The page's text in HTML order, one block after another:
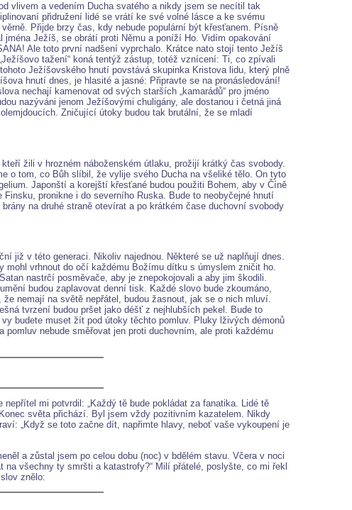
vlivem a vedením Ducha svatého a nikdy jsem se necítil tak
přidružení lidé se vrátí ke své volné lásce a ke svému
Přijde brzy čas, kdy nebude populární být křesťanem. Písně
Ježíš, se obrátí proti Němu a poníží Ho. Vidím opakování
Ale toto první nadšení vyprchalo. Krátce nato stojí tento Ježíš
tažení“ koná tentýž zástup, totéž vznícení: Ti, co zpívali
Ježíšovského hnutí povstává skupinka Kristova lidu, který plně
hnutí dnes, je hlasité a jasné: Připravte se na pronásledování!
nechají kamenovat od svých starších „kamarádů“ pro jméno
nazýváni jenom Ježíšovými chuligány, ale dostanou i četná jiná
Zničující útoky budou tak brutální, že se mladí
žili v hrozném náboženském útlaku, prožijí krátký čas svobody.
o tom, co Bůh slíbil, že vylije svého Ducha na všeliké tělo. On tyto
Japonští a korejští křesťané budou použiti Bohem, aby v Číně
pronikne i do severního Ruska. Bude to neobyčejné hnutí
na druhé straně otevírat a po krátkém čase duchovní svobody
již v této generaci. Nikoliv najednou. Některé se už naplňují dnes.
mohl vrhnout do očí každému Božímu dítku s úmyslem zničit ho.
nastrčí posměvače, aby je znepokojovali a aby jim škodili.
budou zaplavovat denní tisk. Každé slovo bude zkoumáno,
nemají na světě nepřátel, budou žasnout, jak se o nich mluví.
tvrzení budou pršet jako déšť z nejhlubších pekel. Bude to
budete muset žít pod útoky těchto pomluv. Pluky lživých démonů
nebude směřovat jen proti duchovním, ale proti každému
mi potvrdil: „Každý tě bude pokládat za fanatika. Lidé tě
světa přichází. Byl jsem vždy pozitivním kazatelem. Nikdy
„Když se toto začne dít, napřimte hlavy, neboť vaše vykoupení je
a zůstal jsem po celou dobu (noc) v bdělém stavu. Včera v noci
všechny ty smršti a katastrofy?“ Milí přátelé, poslyšte, co mi řekl
znělo: